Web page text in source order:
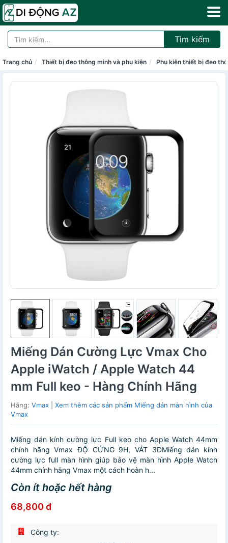
Tìm kiếm
Trang chủ Thiết bị đeo thông minh và phụ kiện Phụ kiện thiết bị đeo
Miếng Dán Cường Lực Vmax Cho
Apple iWatch / Apple Watch 44
mm Full keo - Hàng Chính Hãng
Hãng: Vmax
Xem thêm các sản phẩm Miếng dán màn hình của
Vmax
Miếng dán kính cường lực Full keo cho Apple Watch 44mm
chính hãng Vmax ĐỘ CỨNG 9H, VÁT 3DMiếng dán kính
cường lực full màn hình giúp bảo vệ màn hình Apple Watch
44mm chính hãng Vmax một cách hoàn h...
Còn ít hoặc hết hàng
68,800 đ
Công ty: